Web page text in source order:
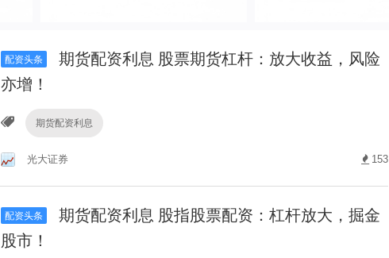
配资头条
期货配资利息 股票期货杠杆：放大收益，风险
亦增！
期货配资利息
光大证券 153
配资头条
期货配资利息 股指股票配资：杠杆放大，掘金
股市！